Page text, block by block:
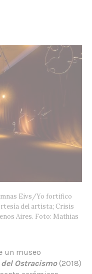
Eivs/Yo fortifico
del artista; Crisis
Aires. Foto: Mathias
un museo
del Ostracismo(2018)